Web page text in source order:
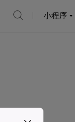
小程序